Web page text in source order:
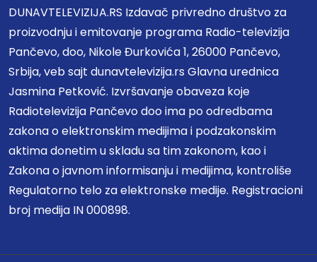
DUNAVTELEVIZIJA.RS Izdavač privredno društvo za
proizvodnju i emitovanje programa Radio-televizija
Pančevo, doo, Nikole Đurkovića 1, 26000 Pančevo,
Srbija, veb sajt dunavtelevizija.rs Glavna urednica
Jasmina Petković. Izvršavanje obaveza koje
Radiotelevizija Pančevo doo ima po odredbama
zakona o elektronskim medijima i podzakonskim
aktima donetim u skladu sa tim zakonom, kao i
Zakona o javnom informisanju i medijima, kontroliše
Regulatorno telo za elektronske medije. Registracioni
broj medija IN 000898.